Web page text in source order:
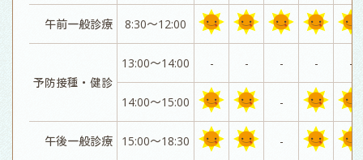
午前一般診療 8:30～12:00
予防接種・健診
13:00～14:00 - - - - -
14:00～15:00 -
午後一般診療 15:00～18:30 -